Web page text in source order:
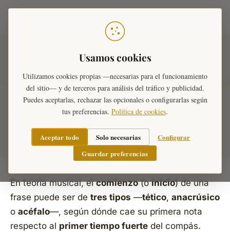
Usamos cookies
Utilizamos cookies propias —necesarias para el funcionamiento
del sitio— y de terceros para análisis del tráfico y publicidad.
Puedes aceptarlas, rechazar las opcionales o configurarlas según
tus preferencias. Política de cookies.
Aceptar todo Solo necesarias
Configurar
Guardar preferencias
Comienzo de la frase: tético, anacrúsico y
Comienzo de la frase: tético,
anacrúsico y acéfalo
En teoría musical, elcomienzo(oinicio) de una
frase puede ser de tres tipos —tético, anacrúsico
o acéfalo—, según dónde cae su primera nota
respecto al primer tiempo fuerte del compás.